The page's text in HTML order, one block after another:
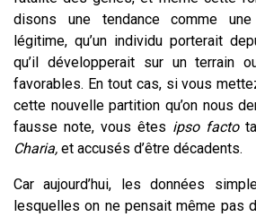
disons une tendance comme une
légitime, qu’un individu porterait
qu’il développerait sur un terrain
favorables. En tout cas, si vous
cette nouvelle partition qu’on nous
fausse note, vous êtes ipso facto
Charia, et accusés d’être décadents.
Car aujourd’hui, les données
lesquelles on ne pensait même pas